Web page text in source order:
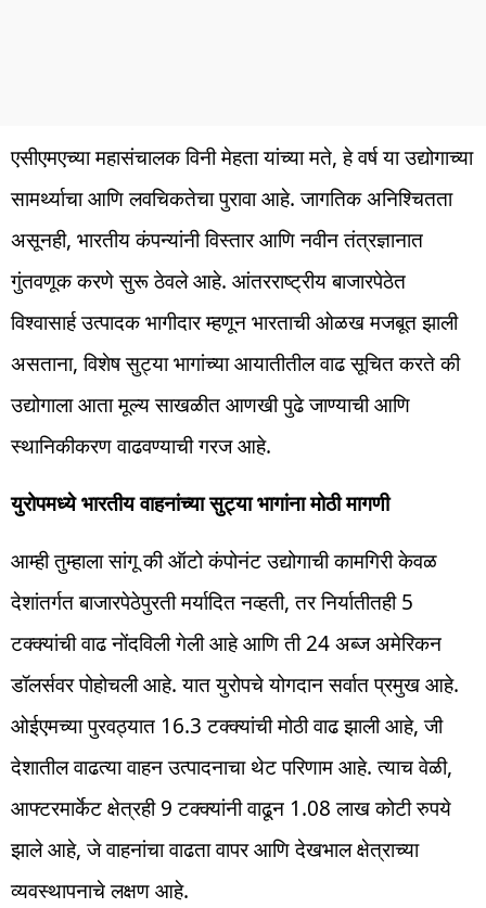
एसीएमएच्या महासंचालक विनी मेहता यांच्या मते, हे वर्ष या उद्योगाच्या
सामर्थ्याचा आणि लवचिकतेचा पुरावा आहे. जागतिक अनिश्चितता
असूनही, भारतीय कंपन्यांनी विस्तार आणि नवीन तंत्रज्ञानात
गुंतवणूक करणे सुरू ठेवले आहे. आंतरराष्ट्रीय बाजारपेठेत
विश्वासार्ह उत्पादक भागीदार म्हणून भारताची ओळख मजबूत झाली
असताना, विशेष सुट्या भागांच्या आयातीतील वाढ सूचित करते की
उद्योगाला आता मूल्य साखळीत आणखी पुढे जाण्याची आणि
स्थानिकीकरण वाढवण्याची गरज आहे.
युरोपमध्ये भारतीय वाहनांच्या सुट्या भागांना मोठी मागणी
आम्ही तुम्हाला सांगू की ऑटो कंपोनंट उद्योगाची कामगिरी केवळ
देशांतर्गत बाजारपेठेपुरती मर्यादित नव्हती, तर निर्यातीतही 5
टक्क्यांची वाढ नोंदविली गेली आहे आणि ती 24 अब्ज अमेरिकन
डॉलर्सवर पोहोचली आहे. यात युरोपचे योगदान सर्वात प्रमुख आहे.
ओईएमच्या पुरवठ्यात 16.3 टक्क्यांची मोठी वाढ झाली आहे, जी
देशातील वाढत्या वाहन उत्पादनाचा थेट परिणाम आहे. त्याच वेळी,
आफ्टरमार्केट क्षेत्रही 9 टक्क्यांनी वाढून 1.08 लाख कोटी रुपये
झाले आहे, जे वाहनांचा वाढता वापर आणि देखभाल क्षेत्राच्या
व्यवस्थापनाचे लक्षण आहे.